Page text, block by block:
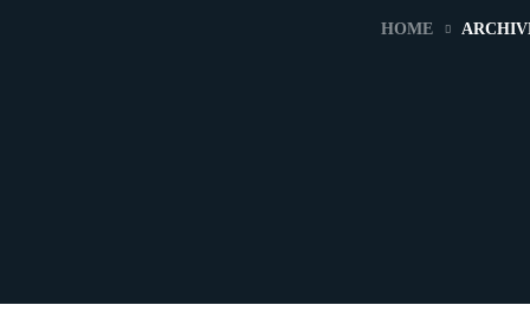
HOME